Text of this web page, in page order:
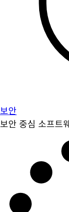
보안
보안 중심 소프트